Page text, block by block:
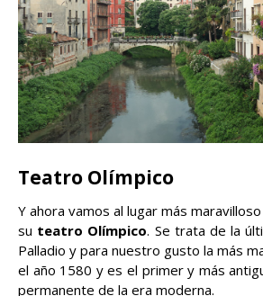
Teatro Olímpico
Y ahora vamos al lugar más
su teatro Olímpico. Se trata de la
Palladio y para nuestro gusto la más
el año 1580 y es el primer y más
permanente de la era moderna.